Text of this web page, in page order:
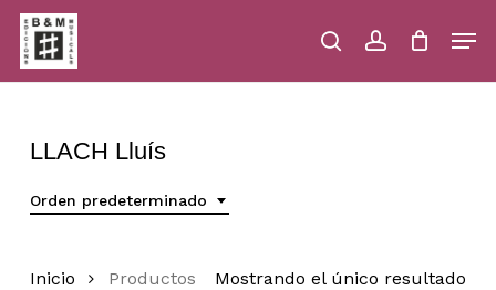
Skip
main
content
searchaccount
Close
LLACH Lluís
Orden predeterminado
Mostrando el único resultado
Inicio Productos
Menu